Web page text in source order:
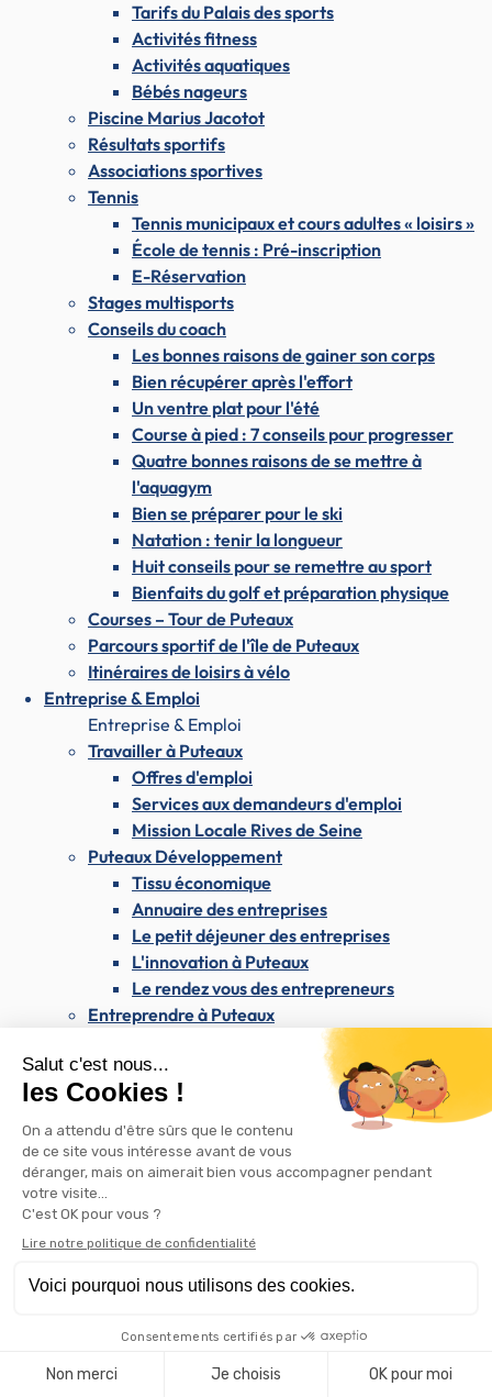
Tarifs du Palais des sports
Activités fitness
Activités aquatiques
Bébés nageurs
Piscine Marius Jacotot
Résultats sportifs
Associations sportives
Tennis
Tennis municipaux et cours adultes « loisirs »
École de tennis : Pré-inscription
E-Réservation
Stages multisports
Conseils du coach
Les bonnes raisons de gainer son corps
Bien récupérer après l'effort
Un ventre plat pour l'été
Course à pied : 7 conseils pour progresser
Quatre bonnes raisons de se mettre à
l'aquagym
Bien se préparer pour le ski
Natation : tenir la longueur
Huit conseils pour se remettre au sport
Bienfaits du golf et préparation physique
Courses – Tour de Puteaux
Parcours sportif de l'île de Puteaux
Itinéraires de loisirs à vélo
Entreprise & Emploi
Entreprise & Emploi
Travailler à Puteaux
Offres d'emploi
Services aux demandeurs d'emploi
Mission Locale Rives de Seine
Puteaux Développement
Tissu économique
Annuaire des entreprises
Le petit déjeuner des entreprises
L'innovation à Puteaux
Le rendez vous des entrepreneurs
Entreprendre à Puteaux
Déclarer son entreprise
Services aux entreprises
Puteaux Mécénat
Les projets que vous pouvez soutenir
Commerce local et artisanat
Association putéolienne des artisans et
commerçants (APAC)
Appel à candidatures locaux commerciaux
Les commerces de Puteaux sur Instagram
commerces